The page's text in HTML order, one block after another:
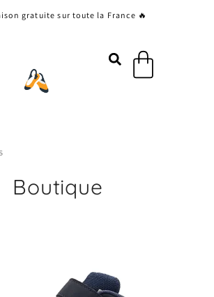
gratuite sur toute la France 🔥
Panier
Boutique